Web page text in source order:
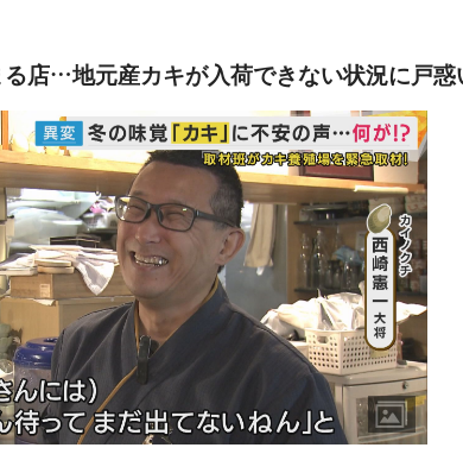
店…地元産カキが入荷できない状況に戸惑